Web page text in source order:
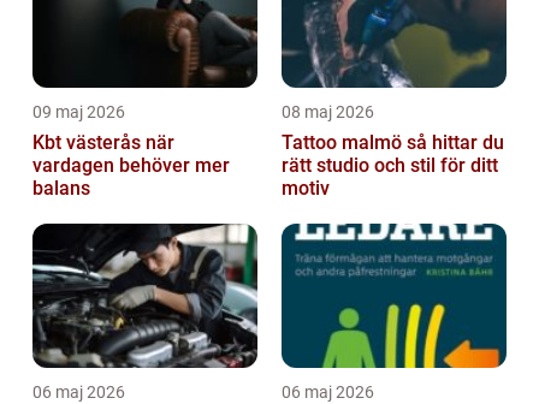
09 maj 2026
Kbt västerås när
vardagen behöver mer
balans
08 maj 2026
Tattoo malmö så hittar du
rätt studio och stil för ditt
motiv
06 maj 2026 06 maj 2026